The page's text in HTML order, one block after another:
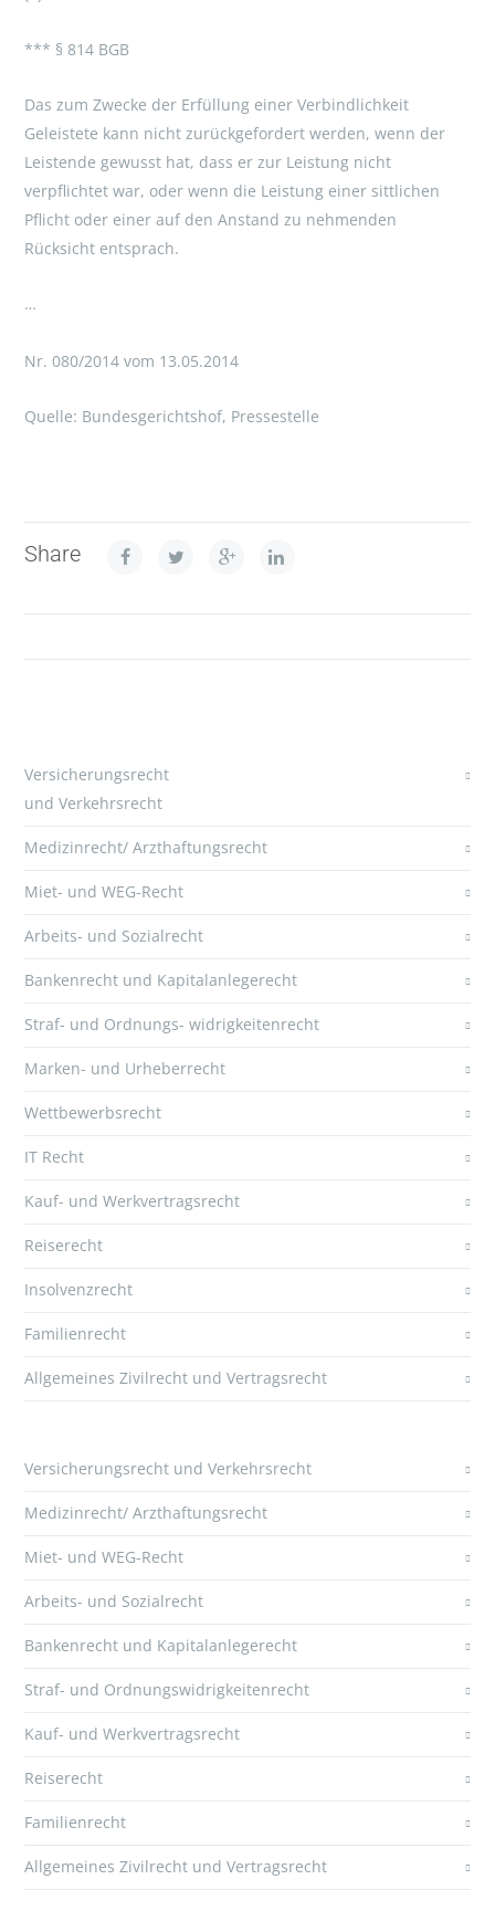
*** § 814 BGB
Das zum Zwecke der Erfüllung einer Verbindlichkeit
Geleistete kann nicht zurückgefordert werden, wenn der
Leistende gewusst hat, dass er zur Leistung nicht
verpflichtet war, oder wenn die Leistung einer sittlichen
Pflicht oder einer auf den Anstand zu nehmenden
Rücksicht entsprach.
…
Nr. 080/2014 vom 13.05.2014
Quelle: Bundesgerichtshof, Pressestelle
Share
Versicherungsrecht
und Verkehrsrecht
Medizinrecht/ Arzthaftungsrecht
Miet- und WEG-Recht
Arbeits- und Sozialrecht
Bankenrecht und Kapitalanlegerecht
Straf- und Ordnungs- widrigkeitenrecht
Marken- und Urheberrecht
Wettbewerbsrecht
IT Recht
Kauf- und Werkvertragsrecht
Reiserecht
Insolvenzrecht
Familienrecht
Allgemeines Zivilrecht und Vertragsrecht
Versicherungsrecht und Verkehrsrecht
Medizinrecht/ Arzthaftungsrecht
Miet- und WEG-Recht
Arbeits- und Sozialrecht
Bankenrecht und Kapitalanlegerecht
Straf- und Ordnungswidrigkeitenrecht
Kauf- und Werkvertragsrecht
Reiserecht
Familienrecht
Allgemeines Zivilrecht und Vertragsrecht